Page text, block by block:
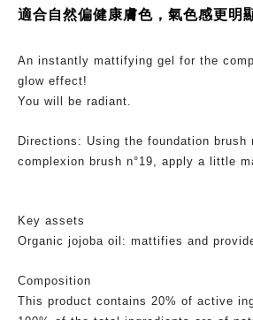
適合自然偏健康膚色，氣色感更明
An instantly mattifying gel for the
glow effect!
You will be radiant.
Directions: Using the foundation brush
complexion brush n°19, apply a little
Key assets
Organic jojoba oil: mattifies and
Composition
This product contains 20% of active